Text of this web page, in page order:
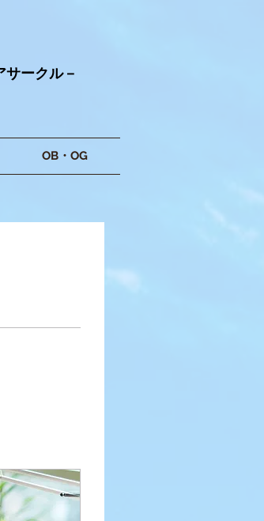
サークル－
OB・OG